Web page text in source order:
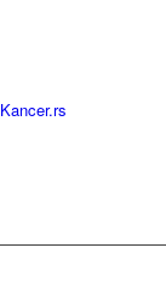
Kancer.rs